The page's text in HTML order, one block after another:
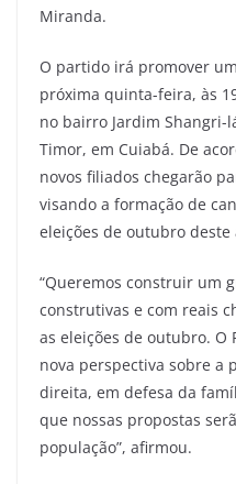
Miranda.
O partido irá promover
próxima quinta-feira, às
no bairro Jardim Shangri-
Timor, em Cuiabá. De
novos filiados chegarão
visando a formação de
eleições de outubro deste
“Queremos construir um
construtivas e com reais
as eleições de outubro. O
nova perspectiva sobre a
direita, em defesa da
que nossas propostas
população”, afirmou.